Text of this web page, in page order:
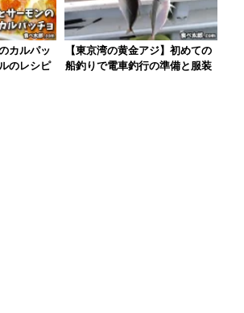
カルパッ
のレシピ
【東京湾の黄金アジ】初めての
船釣りで電車釣行の準備と服装